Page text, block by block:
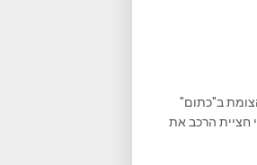
ב"כתום"
חציית הרכב את